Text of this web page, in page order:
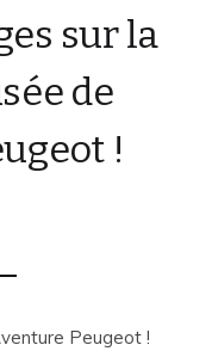
sur la
de
!
Peugeot !